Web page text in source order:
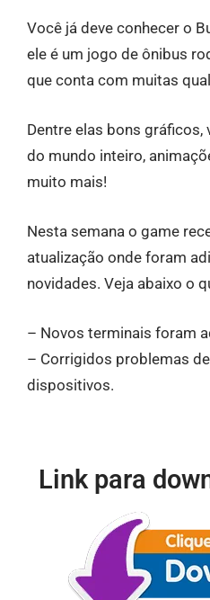
Você já deve conhecer o
ele é um jogo de ônibus
que conta com muitas
Dentre elas bons gráficos,
do mundo inteiro,
muito mais!
Nesta semana o game
atualização onde foram
novidades. Veja abaixo o
– Novos terminais foram
– Corrigidos problemas
dispositivos.
Link para